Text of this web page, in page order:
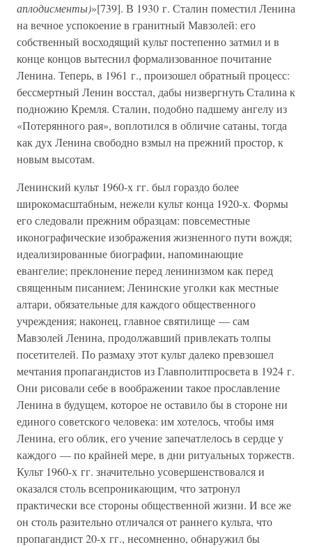
аплодисменты)»[739]. В 1930 г. Сталин поместил Ленина
на вечное успокоение в гранитный Мавзолей: его
собственный восходящий культ постепенно затмил и в
конце концов вытеснил формализованное почитание
Ленина. Теперь, в 1961 г., произошел обратный процесс:
бессмертный Ленин восстал, дабы низвергнуть Сталина к
подножию Кремля. Сталин, подобно падшему ангелу из
«Потерянного рая», воплотился в обличие сатаны, тогда
как дух Ленина свободно взмыл на прежний простор, к
новым высотам.
Ленинский культ 1960-х гг. был гораздо более
широкомасштабным, нежели культ конца 1920-х. Формы
его следовали прежним образцам: повсеместные
иконографические изображения жизненного пути вождя;
идеализированные биографии, напоминающие
евангелие; преклонение перед ленинизмом как перед
священным писанием; Ленинские уголки как местные
алтари, обязательные для каждого общественного
учреждения; наконец, главное святилище — сам
Мавзолей Ленина, продолжавший привлекать толпы
посетителей. По размаху этот культ далеко превзошел
мечтания пропагандистов из Главполитпросвета в 1924 г.
Они рисовали себе в воображении такое прославление
Ленина в будущем, которое не оставило бы в стороне ни
единого советского человека: им хотелось, чтобы имя
Ленина, его облик, его учение запечатлелось в сердце у
каждого — по крайней мере, в дни ритуальных торжеств.
Культ 1960-х гг. значительно усовершенствовался и
оказался столь всепроникающим, что затронул
практически все стороны общественной жизни. И все же
он столь разительно отличался от раннего культа, что
пропагандист 20-х гг., несомненно, обнаружил бы